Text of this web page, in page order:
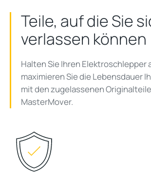
Teile, auf die Sie
verlassen können
Halten Sie Ihren Elektroschlepper
maximierenSie die Lebensdauer
mit den zugelassenen
MasterMover.